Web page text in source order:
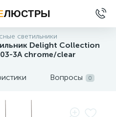
ЛЮСТРЫ
светильники
Delight Collection
3A chrome/clear
Вопросы 0